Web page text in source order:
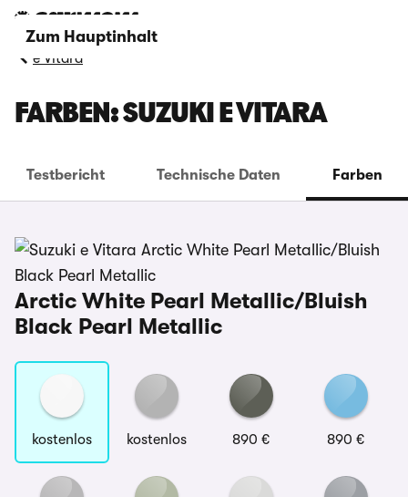
Zum Hauptinhalt
e Vitara
FARBEN: SUZUKI E VITARA
Testbericht Technische Daten Farben
Arctic White Pearl Metallic/Bluish
Black Pearl Metallic
kostenlos kostenlos 890 € 890 €